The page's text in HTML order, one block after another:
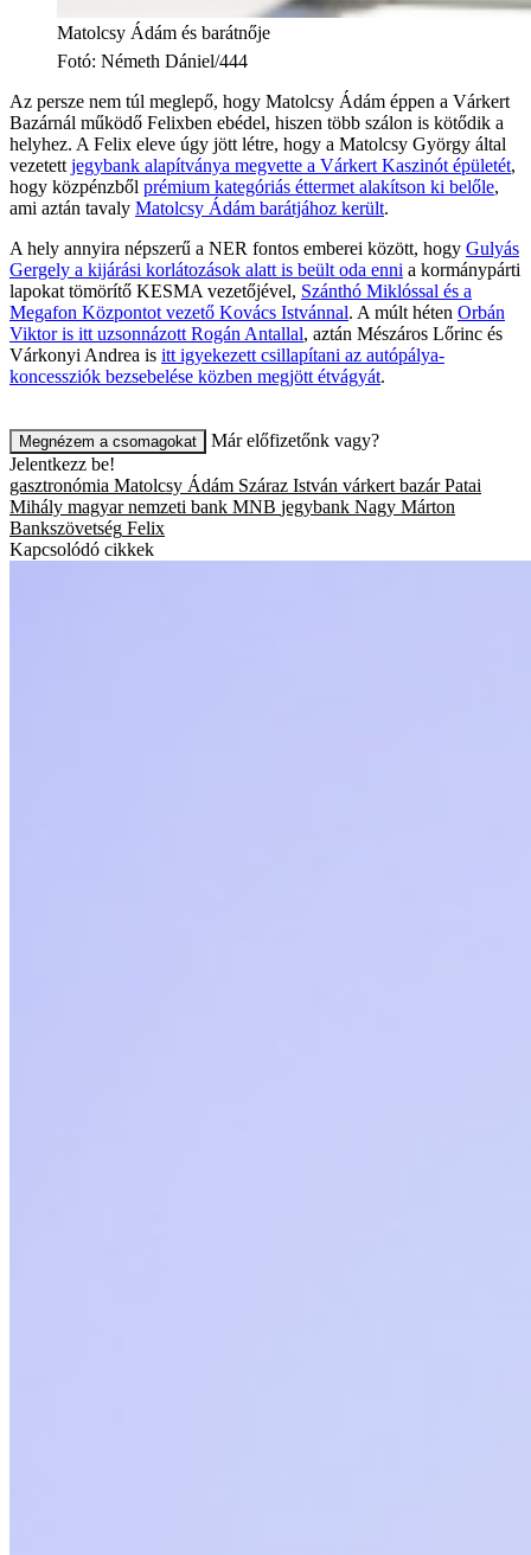
Matolcsy Ádám és barátnője
Fotó: Németh Dániel/444
Az persze nem túl meglepő, hogy Matolcsy Ádám éppen a Várkert
Bazárnál működő Felixben ebédel, hiszen több szálon is kötődik a
helyhez. A Felix eleve úgy jött létre, hogy a Matolcsy György által
vezetettjegybank alapítványa megvette a Várkert Kaszinót épületét,
hogy közpénzből prémium kategóriás éttermet alakítson ki belőle,
ami aztán tavaly Matolcsy Ádám barátjához került.
A hely annyira népszerű a NER fontos emberei között, hogy Gulyás
Gergely a kijárási korlátozások alatt is beült oda enni a kormánypárti
lapokat tömörítő KESMA vezetőjével, Szánthó Miklóssal és a
Megafon Központot vezető Kovács Istvánnal. A múlt héten Orbán
Viktor is itt uzsonnázott Rogán Antallal, aztán Mészáros Lőrinc és
Várkonyi Andrea is itt igyekezett csillapítani az autópálya-
koncessziók bezsebelése közben megjött étvágyát.
Megnézem a csomagokat
Már előfizetőnk vagy?
Jelentkezz be!
gasztronómia Matolcsy Ádám Száraz István várkert bazár Patai
Mihály magyar nemzeti bank MNB jegybank Nagy Márton
Bankszövetség Felix
Kapcsolódó cikkek